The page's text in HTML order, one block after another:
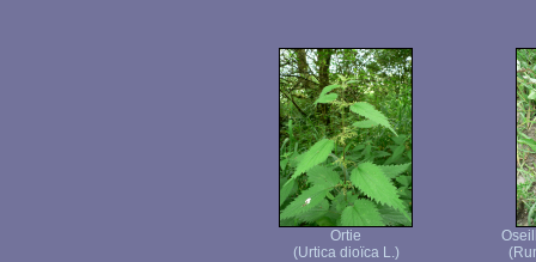
Ortie
(Urtica dioïca L.)